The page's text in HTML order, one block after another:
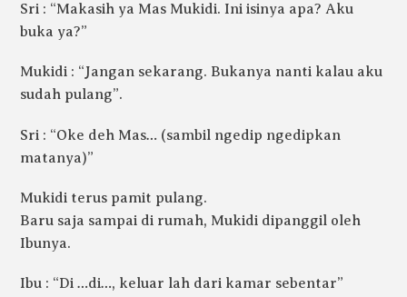
Sri : “Makasih ya Mas Mukidi. Ini isinya apa? Aku
buka ya?”
Mukidi : “Jangan sekarang. Bukanya nanti kalau aku
sudah pulang”.
Sri : “Oke deh Mas… (sambil ngedip ngedipkan
matanya)”
Mukidi terus pamit pulang.
Baru saja sampai di rumah, Mukidi dipanggil oleh
Ibunya.
Ibu : “Di …di…, keluar lah dari kamar sebentar”